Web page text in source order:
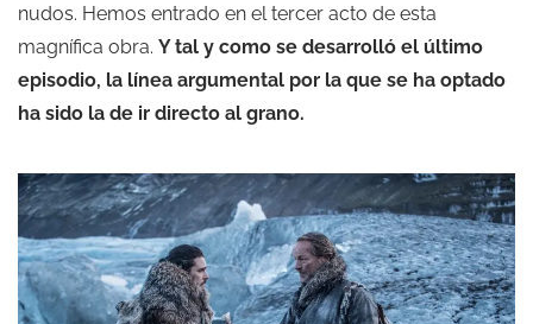
nudos. Hemos entrado en el tercer acto de esta
magnífica obra. Y tal y como se desarrolló el último
episodio, la línea argumental por la que se ha optado
ha sido la de ir directo al grano.